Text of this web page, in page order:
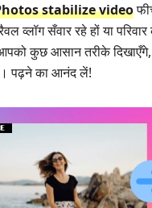
stabilize video
व्लॉग सँवार रहे हों या
कुछ आसान तरीके
पढ़ने का आनंद लें!